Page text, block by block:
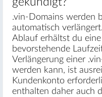
.vin-Domains werden
automatisch
Ablauf erhältst du
bevorstehende
Verlängerung einer
werden kann, ist
Kundenkonto
enthalten daher auch